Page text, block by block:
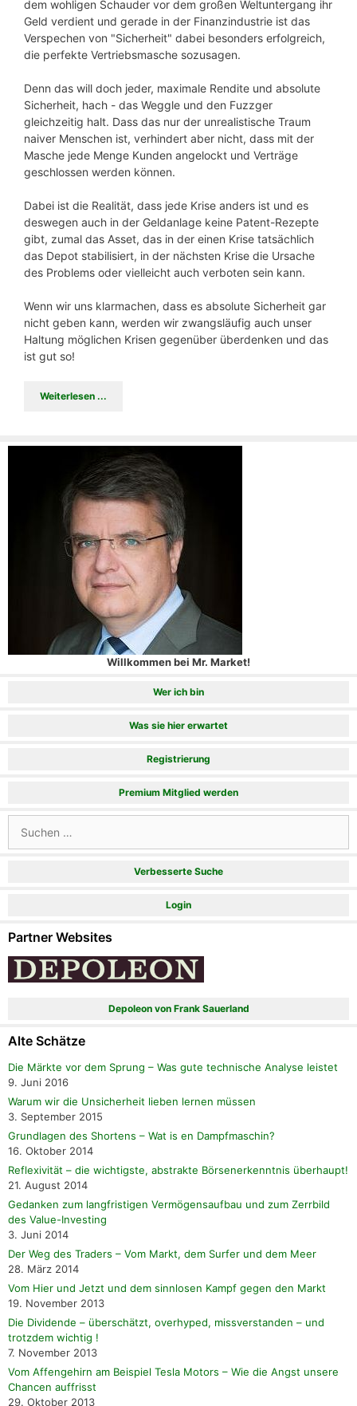
dem wohligen Schauder vor dem großen Weltuntergang ihr
Geld verdient und gerade in der Finanzindustrie ist das
Verspechen von "Sicherheit" dabei besonders erfolgreich,
die perfekte Vertriebsmasche sozusagen.
Denn das will doch jeder, maximale Rendite und absolute
Sicherheit, hach - das Weggle und den Fuzzger
gleichzeitig halt. Dass das nur der unrealistische Traum
naiver Menschen ist, verhindert aber nicht, dass mit der
Masche jede Menge Kunden angelockt und Verträge
geschlossen werden können.
Dabei ist die Realität, dass jede Krise anders ist und es
deswegen auch in der Geldanlage keine Patent-Rezepte
gibt, zumal das Asset, das in der einen Krise tatsächlich
das Depot stabilisiert, in der nächsten Krise die Ursache
des Problems oder vielleicht auch verboten sein kann.
Wenn wir uns klarmachen, dass es absolute Sicherheit gar
nicht geben kann, werden wir zwangsläufig auch unser
Haltung möglichen Krisen gegenüber überdenken und das
ist gut so!
Weiterlesen ...
Willkommen bei Mr. Market!
Wer ich bin
Was sie hier erwartet
Registrierung
Premium Mitglied werden
nach:
Verbesserte Suche
Login
Partner Websites
Depoleon von Frank Sauerland
Alte Schätze
Die Märkte vor dem Sprung – Was gute technische Analyse leistet
9. Juni 2016
Warum wir die Unsicherheit lieben lernen müssen
3. September 2015
Grundlagen des Shortens – Wat is en Dampfmaschin?
16. Oktober 2014
Reflexivität – die wichtigste, abstrakte Börsenerkenntnis überhaupt!
21. August 2014
Gedanken zum langfristigen Vermögensaufbau und zum Zerrbild
des Value-Investing
3. Juni 2014
Der Weg des Traders – Vom Markt, dem Surfer und dem Meer
28. März 2014
Vom Hier und Jetzt und dem sinnlosen Kampf gegen den Markt
19. November 2013
Die Dividende – überschätzt, overhyped, missverstanden – und
trotzdem wichtig !
7. November 2013
Vom Affengehirn am Beispiel Tesla Motors – Wie die Angst unsere
Chancen auffrisst
29. Oktober 2013